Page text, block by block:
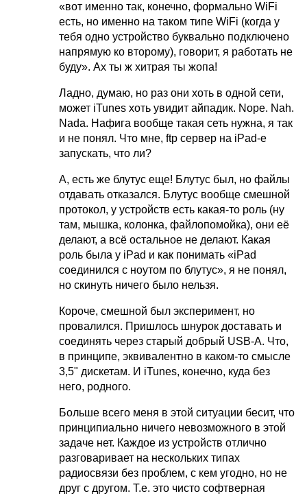
«вот именно так, конечно, формально WiFi
есть, но именно на таком типе WiFi (когда у
тебя одно устройство буквально подключено
напрямую ко второму), говорит, я работать не
буду». Ах ты ж хитрая ты жопа!
Ладно, думаю, но раз они хоть в одной сети,
может iTunes хоть увидит айпадик. Nope. Nah.
Nada. Нафига вообще такая сеть нужна, я так
и не понял. Что мне, ftp сервер на iPad-е
запускать, что ли?
А, есть же блутус еще! Блутус был, но файлы
отдавать отказался. Блутус вообще смешной
протокол, у устройств есть какая-то роль (ну
там, мышка, колонка, файлопомойка), они её
делают, а всё остальное не делают. Какая
роль была у iPad и как понимать «iPad
соединился с ноутом по блутус», я не понял,
но скинуть ничего было нельзя.
Короче, смешной был эксперимент, но
провалился. Пришлось шнурок доставать и
соединять через старый добрый USB-A. Что,
в принципе, эквивалентно в каком-то смысле
3,5" дискетам. И iTunes, конечно, куда без
него, родного.
Больше всего меня в этой ситуации бесит, что
принципиально ничего невозможного в этой
задаче нет. Каждое из устройств отлично
разговаривает на нескольких типах
радиосвязи без проблем, с кем угодно, но не
друг с другом. Т.е. это чисто софтверная